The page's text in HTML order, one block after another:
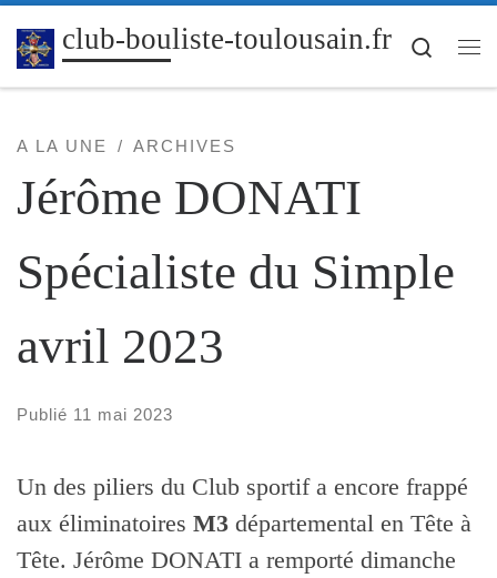
Passer au contenu
club-bouliste-toulousain.fr
Search
A LA UNE ARCHIVES
Jérôme DONATI
Spécialiste du Simple
avril 2023
Publié 11 mai 2023
Un des piliers du Club sportif a encore frappé
aux éliminatoires M3 départemental en Tête à
Tête. Jérôme DONATI a remporté dimanche